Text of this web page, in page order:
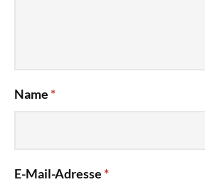
Name *
E-Mail-Adresse *